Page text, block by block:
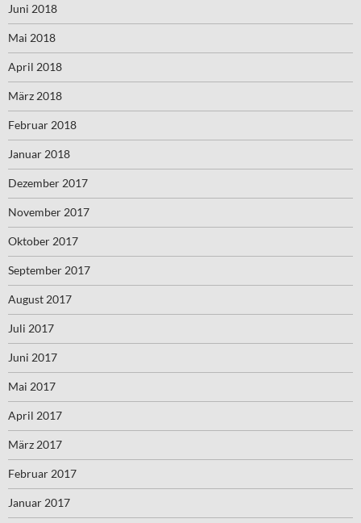
Juni 2018
Mai 2018
April 2018
März 2018
Februar 2018
Januar 2018
Dezember 2017
November 2017
Oktober 2017
September 2017
August 2017
Juli 2017
Juni 2017
Mai 2017
April 2017
März 2017
Februar 2017
Januar 2017